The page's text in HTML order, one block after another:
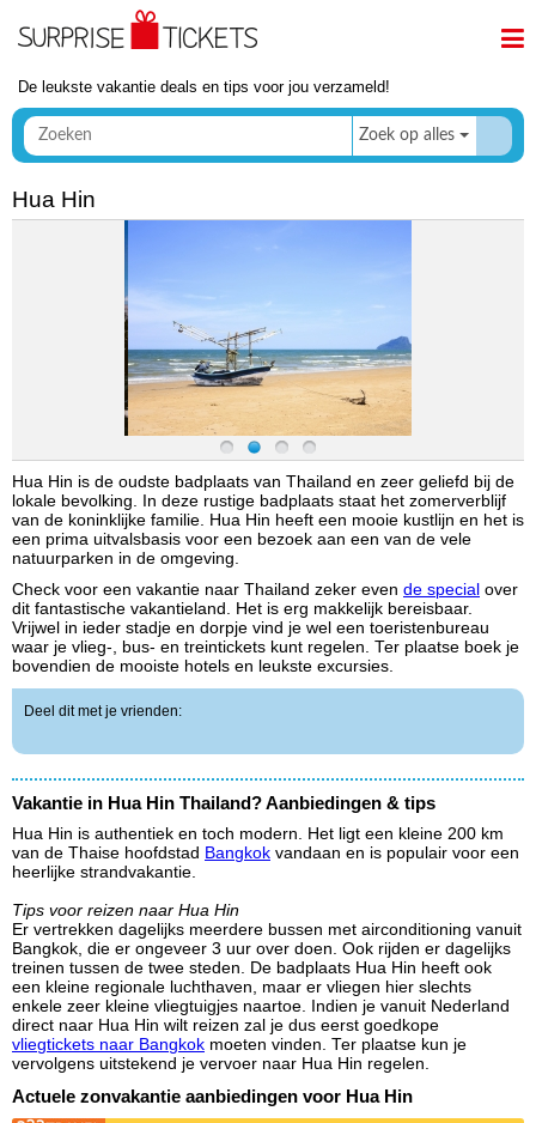
De leukste vakantie deals en tips voor jou verzameld!
Zoek op alles
Hua Hin
Hua Hin is de oudste badplaats van Thailand en zeer geliefd bij de
lokale bevolking. In deze rustige badplaats staat het zomerverblijf
van de koninklijke familie. Hua Hin heeft een mooie kustlijn en het is
een prima uitvalsbasis voor een bezoek aan een van de vele
natuurparken in de omgeving.
Check voor een vakantie naar Thailand zeker even de special over
dit fantastische vakantieland. Het is erg makkelijk bereisbaar.
Vrijwel in ieder stadje en dorpje vind je wel een toeristenbureau
waar je vlieg-, bus- en treintickets kunt regelen. Ter plaatse boek je
bovendien de mooiste hotels en leukste excursies.
Deel dit met je vrienden:
Vakantie in Hua Hin Thailand? Aanbiedingen & tips
Hua Hin is authentiek en toch modern. Het ligt een kleine 200 km
van de Thaise hoofdstad Bangkok vandaan en is populair voor een
heerlijke strandvakantie.
Tips voor reizen naar Hua Hin
Er vertrekken dagelijks meerdere bussen met airconditioning vanuit
Bangkok, die er ongeveer 3 uur over doen. Ook rijden er dagelijks
treinen tussen de twee steden. De badplaats Hua Hin heeft ook
een kleine regionale luchthaven, maar er vliegen hier slechts
enkele zeer kleine vliegtuigjes naartoe. Indien je vanuit Nederland
direct naar Hua Hin wilt reizen zal je dus eerst goedkope
vliegtickets naar Bangkok moeten vinden. Ter plaatse kun je
vervolgens uitstekend je vervoer naar Hua Hin regelen.
Actuele zonvakantie aanbiedingen voor Hua Hin